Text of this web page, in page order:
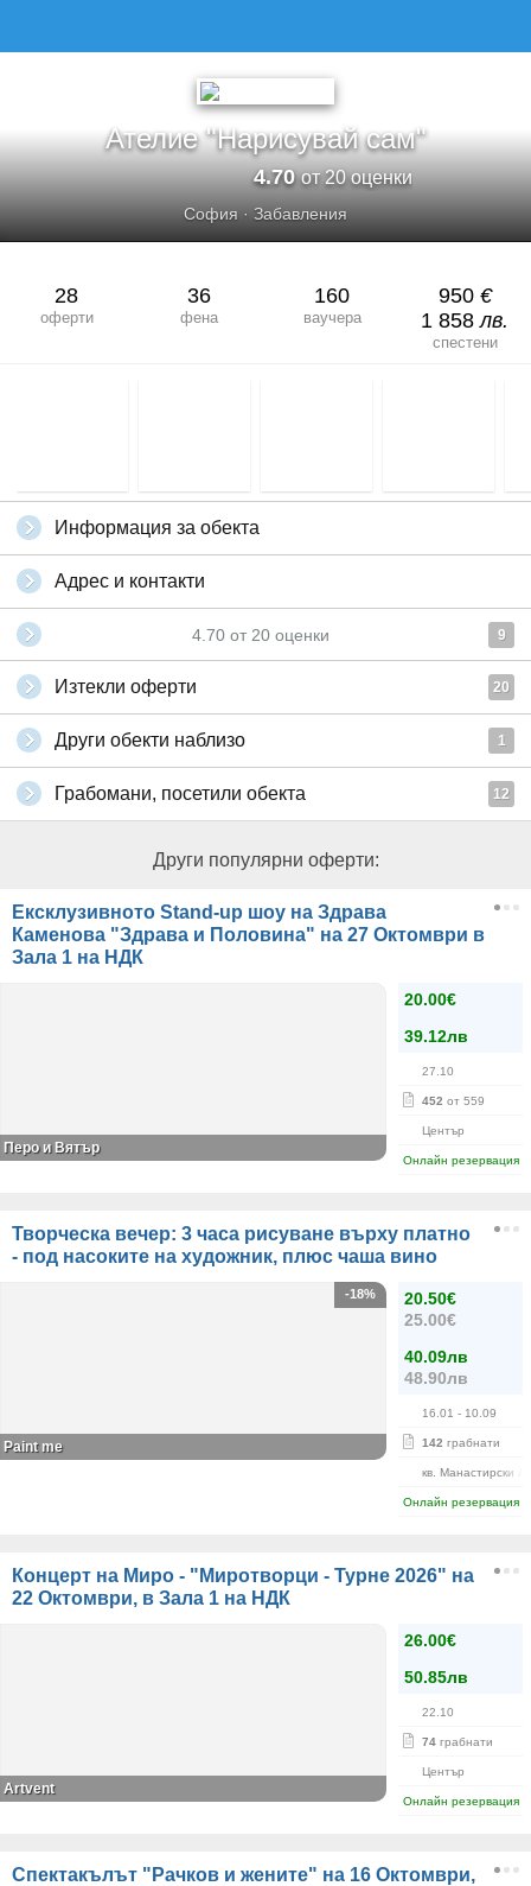
Ателие "Нарисувай сам"
4.70от 20 оценки
София · Забавления
28
оферти
36
фена
160
ваучера
950 €
1 858лв.
спестени
Информация за обекта
Адрес и контакти
4.70 от 20 оценки 9
Изтекли оферти 20
Други обекти наблизо 1
Грабомани, посетили обекта 12
Други популярни оферти:
Ексклузивното Stand-up шоу на Здрава
Каменова "Здрава и Половина" на 27 Октомври в
Зала 1 на НДК
20.00€
39.12лв
27.10
452 от 559
Център
Онлайн резервация
Перо и Вятър
Творческа вечер: 3 часа рисуване върху платно
- под насоките на художник, плюс чаша вино
20.50€
25.00€
40.09лв
48.90лв
16.01 - 10.09
142 грабнати
кв. Манастирски
Онлайн резервация
-18%
Paint me
Концерт на Миро - "Миротворци - Турне 2026" на
22 Октомври, в Зала 1 на НДК
26.00€
50.85лв
22.10
74 грабнати
Център
Онлайн резервация
Artvent
Спектакълът "Рачков и жените" на 16 Октомври,